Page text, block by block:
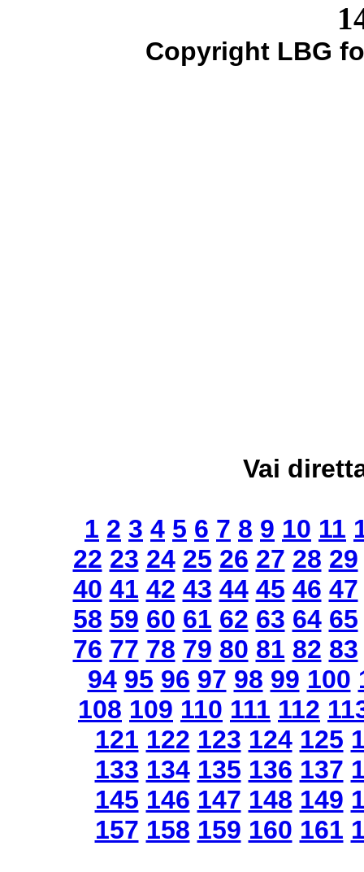
Copyright LBG
Vai
1 2 3 4 5 6 7 8 9 10 11
22 23 24 25 26 27 28 29
40 41 42 43 44 45 46 47
58 59 60 61 62 63 64 65
76 77 78 79 80 81 82 83
94 95 96 97 98 99 100
108 109 110 111 112
121 122 123 124 125
133 134 135 136 137
145 146 147 148 149
157 158 159 160 161